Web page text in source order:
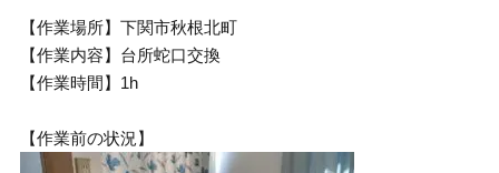
【作業場所】下関市秋根北町
【作業内容】台所蛇口交換
【作業時間】1h
【作業前の状況】